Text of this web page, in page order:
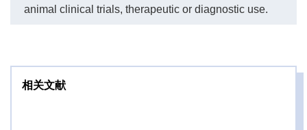
animal clinical trials, therapeutic or diagnostic use.
相关文献